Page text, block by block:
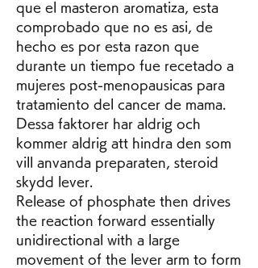
que el masteron aromatiza, esta
comprobado que no es asi, de
hecho es por esta razon que
durante un tiempo fue recetado a
mujeres post-menopausicas para
tratamiento del cancer de mama.
Dessa faktorer har aldrig och
kommer aldrig att hindra den som
vill anvanda preparaten, steroid
skydd lever.
Release of phosphate then drives
the reaction forward essentially
unidirectional with a large
movement of the lever arm to form